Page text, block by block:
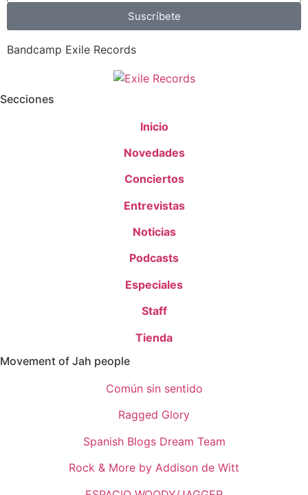
Suscríbete
Bandcamp Exile Records
Secciones
Inicio
Novedades
Conciertos
Entrevistas
Noticias
Podcasts
Especiales
Staff
Tienda
Movement of Jah people
Común sin sentido
Ragged Glory
Spanish Blogs Dream Team
Rock & More by Addison de Witt